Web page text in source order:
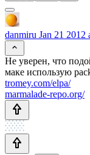
danmiru Jan 21 2012
Не уверен, что
маке использую
tromey.com/elpa/
marmalade-repo.org/